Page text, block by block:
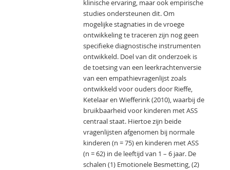
klinische ervaring, maar ook empirische
studies ondersteunen dit. Om
mogelijke stagnaties in de vroege
ontwikkeling te traceren zijn nog geen
specifieke diagnostische instrumenten
ontwikkeld. Doel van dit onderzoek is
de toetsing van een leerkrachtenversie
van een empathievragenlijst zoals
ontwikkeld voor ouders door Rieffe,
Ketelaar en Wiefferink (2010), waarbij de
bruikbaarheid voor kinderen met ASS
centraal staat. Hiertoe zijn beide
vragenlijsten afgenomen bij normale
kinderen (n = 75) en kinderen met ASS
(n = 62) in de leeftijd van 1 – 6 jaar. De
schalen (1) Emotionele Besmetting, (2)